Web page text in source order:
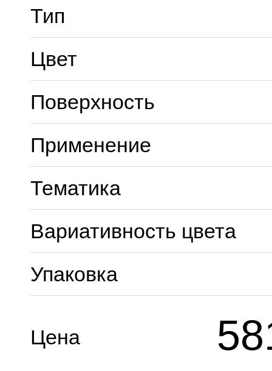
Тип
Цвет
Поверхность
Применение
Тематика
Вариативность цвета
Упаковка
Цена